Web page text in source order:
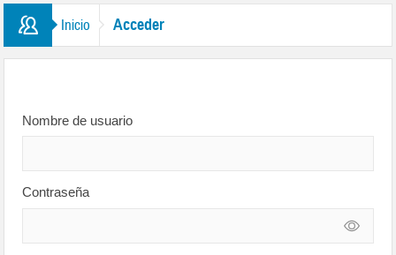
Inicio Acceder
Nombre de usuario
Contraseña